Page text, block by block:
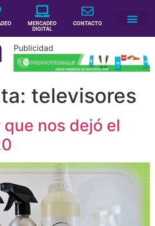
MERCADEO
DIGITAL
CONTACTO
Publicidad
televisores
que nos dejó el